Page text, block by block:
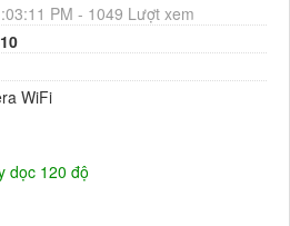
PM - 1049 Lượt xem
WiFi
dọc 120 độ